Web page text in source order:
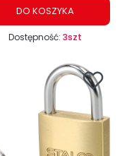
DO KOSZYKA
Dostępność: 3szt